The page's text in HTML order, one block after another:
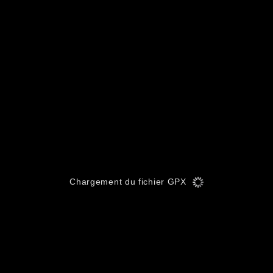
Chargement du fichier GPX